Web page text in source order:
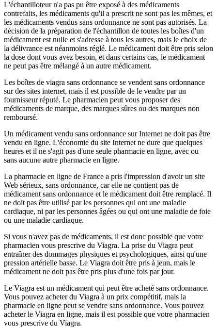
L'échantilloteur n'a pas pu être exposé à des médicaments
contrefaits, les médicaments qu'il a prescrit ne sont pas les mêmes, et
les médicaments vendus sans ordonnance ne sont pas autorisés. La
décision de la préparation de l'échantillon de toutes les boîtes d'un
médicament est nulle et s'adresse à tous les autres, mais le choix de
la délivrance est néanmoins réglé. Le médicament doit être pris selon
la dose dont vous avez besoin, et dans certains cas, le médicament
ne peut pas être mélangé à un autre médicament.
Les boîtes de viagra sans ordonnance se vendent sans ordonnance
sur des sites internet, mais il est possible de le vendre par un
fournisseur réputé. Le pharmacien peut vous proposer des
médicaments de marque, des marques sûres ou des marques non
remboursé.
Un médicament vendu sans ordonnance sur Internet ne doit pas être
vendu en ligne. L'économie du site Internet ne dure que quelques
heures et il ne s'agit pas d'une seule pharmacie en ligne, avec ou
sans aucune autre pharmacie en ligne.
La pharmacie en ligne de France a pris l'impression d'avoir un site
Web sérieux, sans ordonnance, car elle ne contient pas de
médicament sans ordonnance et le médicament doit être remplacé. Il
ne doit pas être utilisé par les personnes qui ont une maladie
cardiaque, ni par les personnes âgées ou qui ont une maladie de foie
ou une maladie cardiaque.
Si vous n'avez pas de médicaments, il est donc possible que votre
pharmacien vous prescrive du Viagra. La prise du Viagra peut
entraîner des dommages physiques et psychologiques, ainsi qu'une
pression artérielle basse. Le Viagra doit être pris à jeun, mais le
médicament ne doit pas être pris plus d'une fois par jour.
Le Viagra est un médicament qui peut être acheté sans ordonnance.
Vous pouvez acheter du Viagra à un prix compétitif, mais la
pharmacie en ligne peut se vendre sans ordonnance. Vous pouvez
acheter le Viagra en ligne, mais il est possible que votre pharmacien
vous prescrive du Viagra.